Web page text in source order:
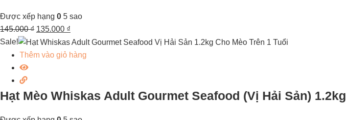
Được xếp hạng 0 5 sao
145.000₫ 135.000 ₫
Sale!
Thêm vào giỏ hàng
Hạt Mèo Whiskas Adult Gourmet Seafood (Vị Hải Sản) 1.2kg